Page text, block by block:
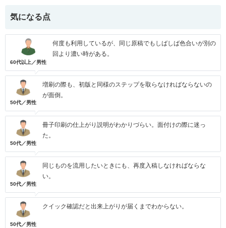
気になる点
60代以上／男性
何度も利用しているが、同じ原稿でもしばしば色合いが別の
回より濃い時がある。
50代／男性
増刷の際も、初版と同様のステップを取らなければならないの
が面倒。
50代／男性
冊子印刷の仕上がり説明がわかりづらい。面付けの際に迷っ
た。
50代／男性
同じものを流用したいときにも、再度入稿しなければならな
い。
50代／男性
クイック確認だと出来上がりが届くまでわからない。